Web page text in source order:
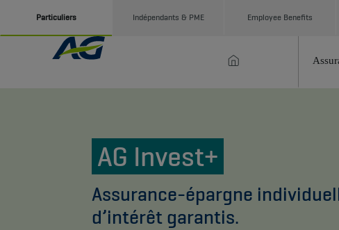
Particuliers Indépendants & PME Employee Benefits
AG Invest+
Assurance-épargne
d’intérêt garantis.